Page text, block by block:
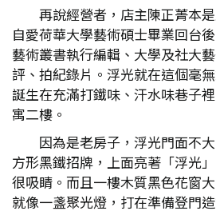
再說經營者，店主陳正菁本
自愛荷華大學藝術碩士畢業回台
藝術叢書執行編輯、大學及社大
評、拍紀錄片。浮光就在這個毫
誕生在充滿打鐵味、汗水味巷子
寓二樓。
因為是老房子，浮光門面不
方形黑鐵招牌，上面亮著「浮光
很吸睛。而且一樓木質黑色花窗
就像一盞聚光燈，打在準備登門